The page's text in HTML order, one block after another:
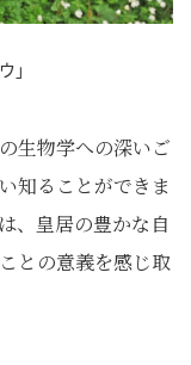
」
生物学への深いご
知ることができま
、皇居の豊かな自
との意義を感じ取